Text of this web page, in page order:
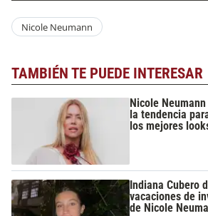
Nicole Neumann
TAMBIÉN TE PUEDE INTERESAR
Nicole
la tendencia
los mejores
Indiana Cubero
vacaciones de
de Nicole